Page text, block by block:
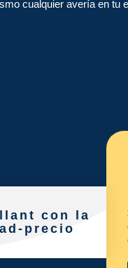
cualquier avería en tu
con la
precio